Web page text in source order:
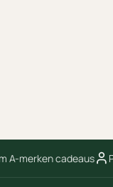
A-merken cadeaus